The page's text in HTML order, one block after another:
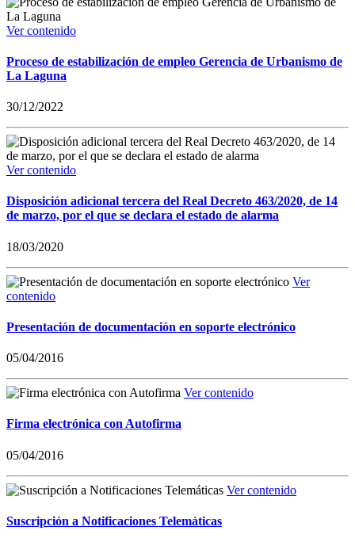
Ver contenido
Proceso de estabilización de empleo Gerencia de Urbanismo de
La Laguna
30/12/2022
Ver contenido
Disposición adicional tercera del Real Decreto 463/2020, de 14
de marzo, por el que se declara el estado de alarma
18/03/2020
Ver
contenido
Presentación de documentación en soporte electrónico
05/04/2016
Ver contenido
Firma electrónica con Autofirma
05/04/2016
Ver contenido
Suscripción a Notificaciones Telemáticas